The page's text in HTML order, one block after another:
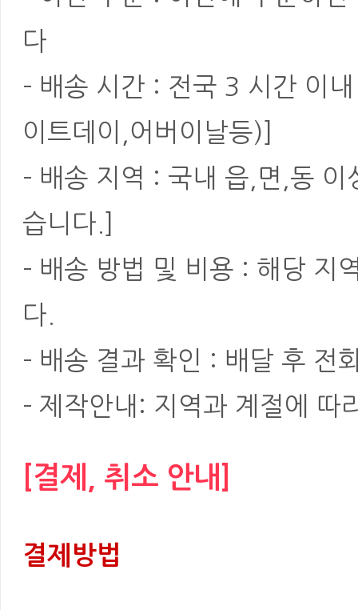
다
- 배송 시간 : 전국 3 시간 이
이트데이,어버이날등)]
- 배송 지역 : 국내 읍,면,동
습니다.]
- 배송 방법 및 비용 : 해당 지
다.
- 배송 결과 확인 : 배달 후 전
- 제작안내: 지역과 계절에 따
[결제, 취소 안내]
결제방법